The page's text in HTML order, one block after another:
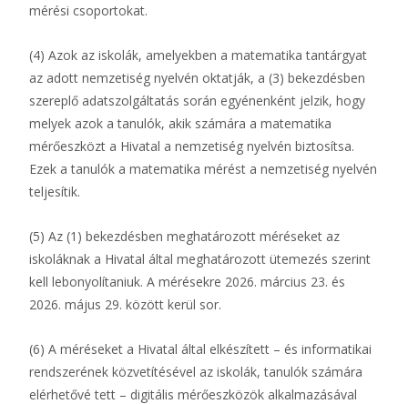
mérési csoportokat.
(4) Azok az iskolák, amelyekben a matematika tantárgyat
az adott nemzetiség nyelvén oktatják, a (3) bekezdésben
szereplő adatszolgáltatás során egyénenként jelzik, hogy
melyek azok a tanulók, akik számára a matematika
mérőeszközt a Hivatal a nemzetiség nyelvén biztosítsa.
Ezek a tanulók a matematika mérést a nemzetiség nyelvén
teljesítik.
(5) Az (1) bekezdésben meghatározott méréseket az
iskoláknak a Hivatal által meghatározott ütemezés szerint
kell lebonyolítaniuk. A mérésekre 2026. március 23. és
2026. május 29. között kerül sor.
(6) A méréseket a Hivatal által elkészített – és informatikai
rendszerének közvetítésével az iskolák, tanulók számára
elérhetővé tett – digitális mérőeszközök alkalmazásával